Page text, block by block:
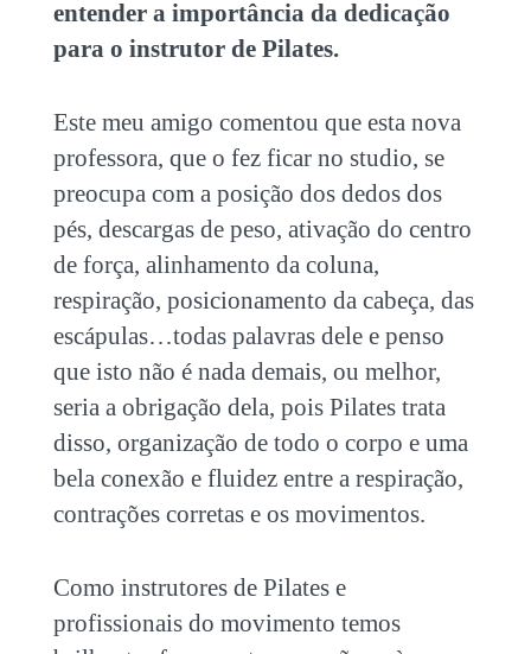
entender a importância da dedicação
para o instrutor de Pilates.
Este meu amigo comentou que esta nova
professora, que o fez ficar no studio, se
preocupa com a posição dos dedos dos
pés, descargas de peso, ativação do centro
de força, alinhamento da coluna,
respiração, posicionamento da cabeça, das
escápulas…todas palavras dele e penso
que isto não é nada demais, ou melhor,
seria a obrigação dela, pois Pilates trata
disso, organização de todo o corpo e uma
bela conexão e fluidez entre a respiração,
contrações corretas e os movimentos.
Como instrutores de Pilates e
profissionais do movimento temos